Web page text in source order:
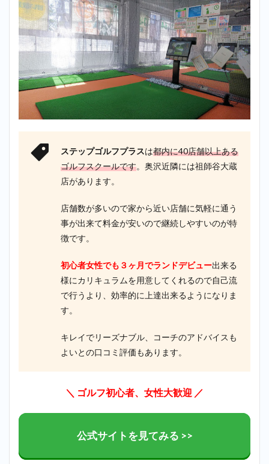
ステップゴルフプラスは都内に40店舗以上ある
ゴルフスクールです。奥沢近隣には祖師谷大蔵
店があります。
店舗数が多いので家から近い店舗に気軽に通う
事が出来て料金が安いので継続しやすいのが特
徴です。
初心者女性でも３ヶ月でランドデビュー出来る
様にカリキュラムを用意してくれるので自己流
で行うより、効率的に上達出来るようになりま
す。
キレイでリーズナブル、コーチのアドバイスも
よいとの口コミ評価もあります。
＼ ゴルフ初心者、女性大歓迎 ／
公式サイトを見てみる >>